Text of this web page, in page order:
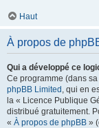
Haut
À propos de
Qui a développé ce
Ce programme (dans
phpBB Limited , qui en
la « Licence Publique
distribué gratuitement.
« À propos de phpBB »